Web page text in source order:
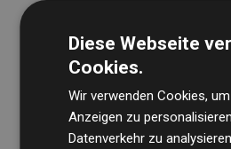
Diese Webseite
Cookies.
Wir verwenden Cookies,
Anzeigen zu
Datenverkehr zu